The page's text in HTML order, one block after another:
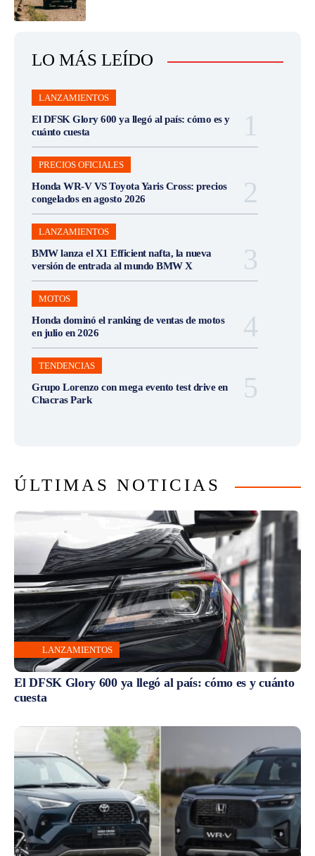
LO MÁS LEÍDO
LANZAMIENTOS
El DFSK Glory 600 ya llegó al país: cómo es y
cuánto cuesta
PRECIOS OFICIALES
Honda WR-V VS Toyota Yaris Cross: precios
congelados en agosto 2026
LANZAMIENTOS
BMW lanza el X1 Efficient nafta, la nueva
versión de entrada al mundo BMW X
MOTOS
Honda dominó el ranking de ventas de motos
en julio en 2026
TENDENCIAS
Grupo Lorenzo con mega evento test drive en
Chacras Park
ÚLTIMAS NOTICIAS
LANZAMIENTOS
El DFSK Glory 600 ya llegó al país: cómo es y cuánto
cuesta